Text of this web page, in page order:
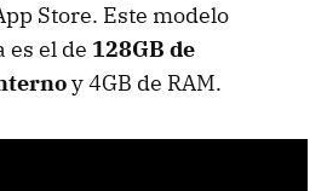
Store. Este modelo
el de 128GB de
y 4GB de RAM.